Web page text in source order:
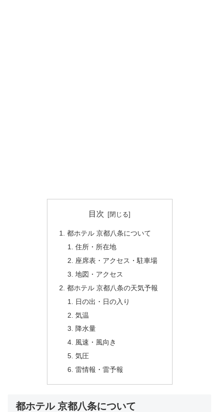
目次
都ホテル 京都八条について
住所・所在地
座席表・アクセス・駐車場
地図・アクセス
都ホテル 京都八条の天気予報
日の出・日の入り
気温
降水量
風速・風向き
気圧
雷情報・雷予報
都ホテル 京都八条について